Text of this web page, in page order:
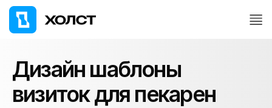
Дизайн шаблоны
визиток для пекарен